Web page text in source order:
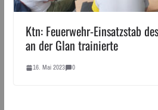
Ktn: Feuerwehr-Einsatzstab
an der Glan trainierte
16. Mai 2023 0